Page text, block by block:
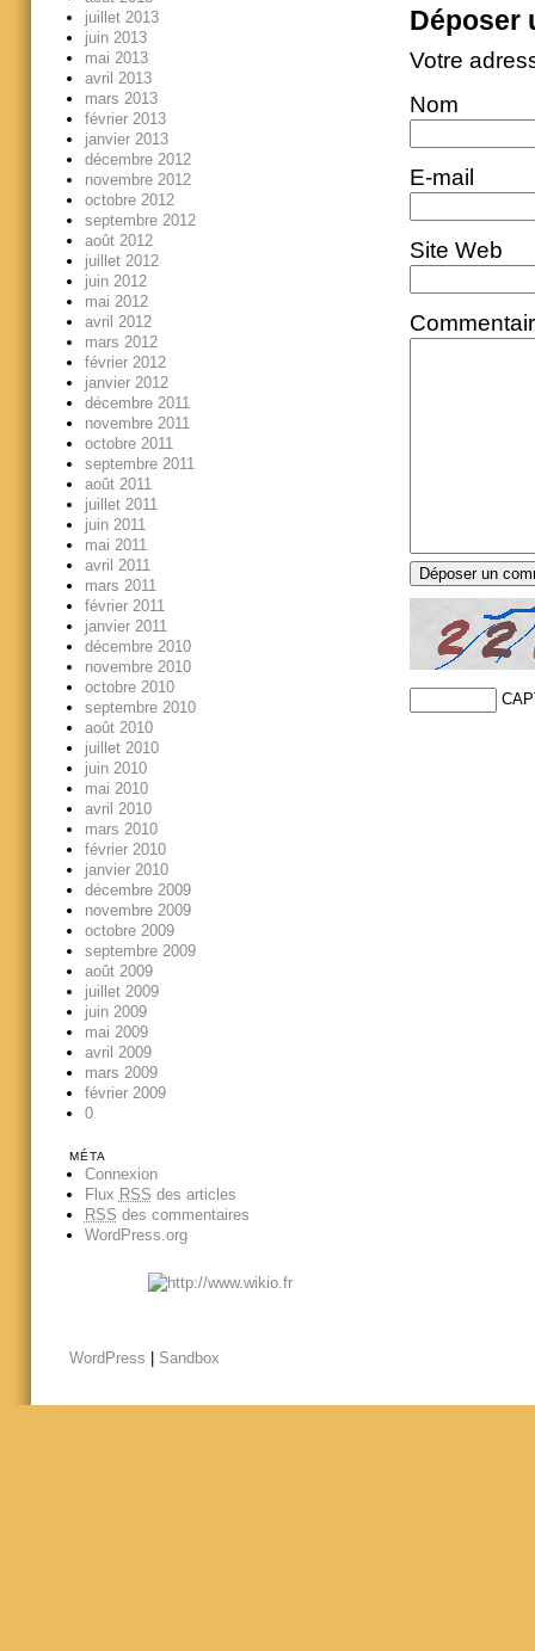
Déposer
Votre
Nom
E-mail
Site Web
juillet 2013
juin 2013
mai 2013
avril 2013
mars 2013
février 2013
janvier 2013
décembre 2012
novembre 2012
octobre 2012
septembre 2012
août 2012
juillet 2012
juin 2012
mai 2012
avril 2012
mars 2012
février 2012
janvier 2012
décembre 2011
novembre 2011
octobre 2011
septembre 2011
août 2011
juillet 2011
juin 2011
mai 2011
avril 2011
mars 2011
février 2011
janvier 2011
décembre 2010
novembre 2010
octobre 2010
septembre 2010
août 2010
juillet 2010
juin 2010
mai 2010
avril 2010
mars 2010
février 2010
janvier 2010
décembre 2009
novembre 2009
octobre 2009
septembre 2009
août 2009
juillet 2009
juin 2009
mai 2009
avril 2009
mars 2009
février 2009
0
MÉTA
Connexion
Flux RSS des articles
RSS des commentaires
WordPress.org
WordPress Sandbox